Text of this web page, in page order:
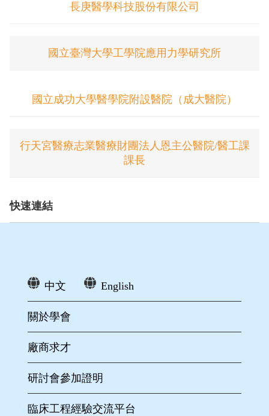
長庚醫學科技股份有限公司
國立臺灣大學工學院應用力學研究所
國立成功大學醫學院附設醫院（成大醫院）
行天宮醫療志業醫療財團法人恩主公醫院/醫工課
課長
快速連結
中文 English
關於學會
廠商求才
研討會參加證明
臨床工程經驗交流平台